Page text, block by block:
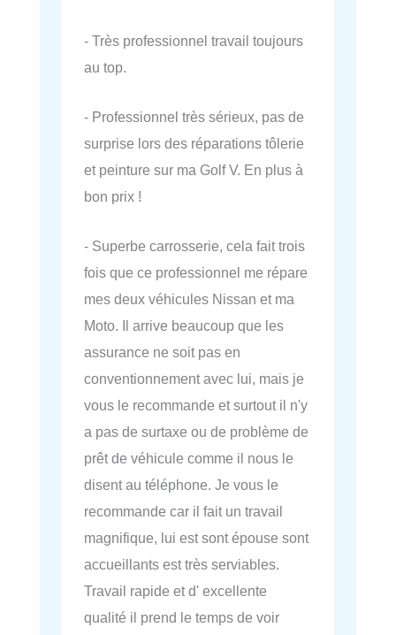
- Très professionnel travail toujours
au top.
- Professionnel très sérieux, pas de
surprise lors des réparations tôlerie
et peinture sur ma Golf V. En plus à
bon prix !
- Superbe carrosserie, cela fait trois
fois que ce professionnel me répare
mes deux véhicules Nissan et ma
Moto. Il arrive beaucoup que les
assurance ne soit pas en
conventionnement avec lui, mais je
vous le recommande et surtout il n'y
a pas de surtaxe ou de problème de
prêt de véhicule comme il nous le
disent au téléphone. Je vous le
recommande car il fait un travail
magnifique, lui est sont épouse sont
accueillants est très serviables.
Travail rapide et d' excellente
qualité il prend le temps de voir